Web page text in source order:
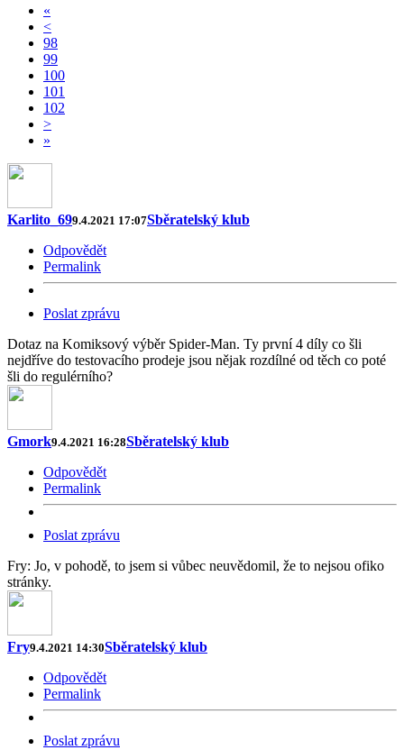
«
<
98
99
100
101
102
>
»
Karlito_699.4.2021 17:07Sběratelský klub
Odpovědět
Permalink
Poslat zprávu
Dotaz na Komiksový výběr Spider-Man. Ty první 4 díly co šli
nejdříve do testovacího prodeje jsou nějak rozdílné od těch co poté
šli do regulérního?
Gmork9.4.2021 16:28Sběratelský klub
Odpovědět
Permalink
Poslat zprávu
Fry: Jo, v pohodě, to jsem si vůbec neuvědomil, že to nejsou ofiko
stránky.
Fry9.4.2021 14:30Sběratelský klub
Odpovědět
Permalink
Poslat zprávu